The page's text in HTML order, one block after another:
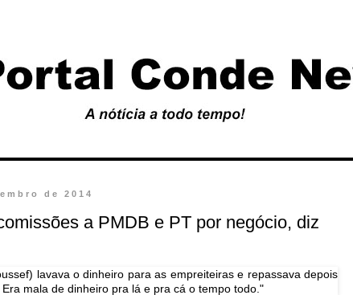
de 2014
a PMDB e PT por negócio, diz